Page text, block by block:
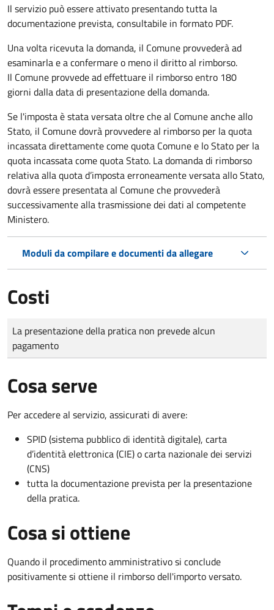
Il servizio può essere attivato presentando tutta la
documentazione prevista, consultabile in formato PDF.
Una volta ricevuta la domanda, il Comune provvederà ad
esaminarla e a confermare o meno il diritto al rimborso.
Il Comune provvede ad effettuare il rimborso entro 180
giorni dalla data di presentazione della domanda.
Se l'imposta è stata versata oltre che al Comune anche allo
Stato, il Comune dovrà provvedere al rimborso per la quota
incassata direttamente come quota Comune e lo Stato per la
quota incassata come quota Stato. La domanda di rimborso
relativa alla quota d’imposta erroneamente versata allo Stato,
dovrà essere presentata al Comune che provvederà
successivamente alla trasmissione dei dati al competente
Ministero.
Moduli da compilare e documenti da allegare
Costi
Tipo di pagamento
Importo
La presentazione della pratica non prevede alcun
pagamento
Cosa serve
Per accedere al servizio, assicurati di avere:
SPID (sistema pubblico di identità digitale), carta
d’identità elettronica (CIE) o carta nazionale dei servizi
(CNS)
tutta la documentazione prevista per la presentazione
della pratica.
Cosa si ottiene
Quando il procedimento amministrativo si conclude
positivamente si ottiene il rimborso dell'importo versato.